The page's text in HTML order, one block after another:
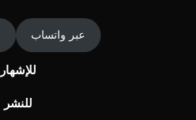
عبر واتساب
للإشهار
للنشر